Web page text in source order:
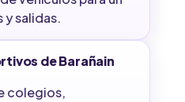
salidas.
de Barañain
colegios,